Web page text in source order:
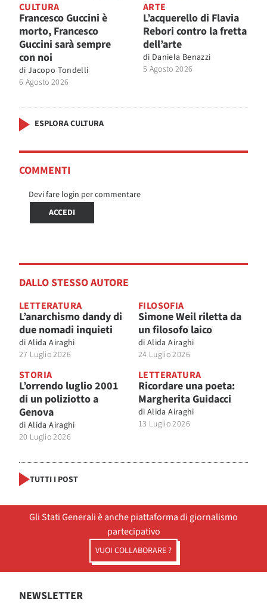
CULTURA
Francesco Guccini è
morto, Francesco
Guccini sarà sempre
con noi
di Jacopo Tondelli
6 Agosto 2026
ARTE
L’acquerello di Flavia
Rebori contro la fretta
dell’arte
di Daniela Benazzi
5 Agosto 2026
ESPLORA CULTURA
COMMENTI
Devi fare login per commentare
ACCEDI
DALLO STESSO AUTORE
LETTERATURA
L’anarchismo dandy di
due nomadi inquieti
di Alida Airaghi
27 Luglio 2026
FILOSOFIA
Simone Weil riletta da
un filosofo laico
di Alida Airaghi
24 Luglio 2026
STORIA
L’orrendo luglio 2001
di un poliziotto a
Genova
di Alida Airaghi
20 Luglio 2026
LETTERATURA
Ricordare una poeta:
Margherita Guidacci
di Alida Airaghi
13 Luglio 2026
TUTTI I POST
Gli Stati Generali è anche piattaforma di giornalismo
partecipativo
VUOI COLLABORARE ?
NEWSLETTER